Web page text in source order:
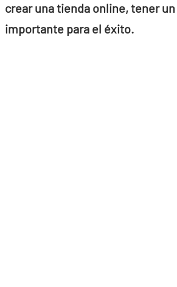
crear una tienda online, tener
importante para el éxito.